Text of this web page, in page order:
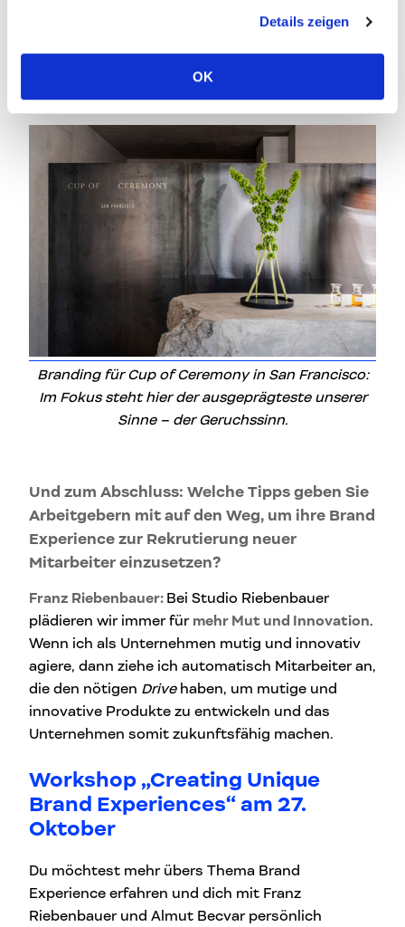
Details zeigen
OK
werden. Dadurch soll ausgedrückt werden,
Branding für Cup of Ceremony in San Francisco:
Im Fokus steht hier der ausgeprägteste unserer
Sinne – der Geruchssinn.
Und zum Abschluss: Welche Tipps geben Sie
Arbeitgebern mit auf den Weg, um ihre Brand
Experience zur Rekrutierung neuer
Mitarbeiter einzusetzen?
Franz Riebenbauer: Bei Studio Riebenbauer
plädieren wir immer für mehr Mut und Innovation.
Wenn ich als Unternehmen mutig und innovativ
agiere, dann ziehe ich automatisch Mitarbeiter an,
die den nötigen Drivehaben, um mutige und
innovative Produkte zu entwickeln und das
Unternehmen somit zukunftsfähig machen.
Workshop „Creating Unique
Brand Experiences“ am 27.
Oktober
Du möchtest mehr übers Thema Brand
Experience erfahren und dich mit Franz
Riebenbauer und Almut Becvar persönlich